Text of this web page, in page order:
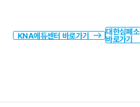
KNA에듀센터 바로가기 대한심폐
바로가기